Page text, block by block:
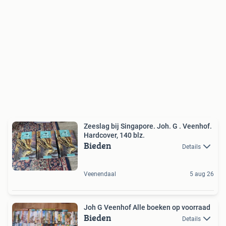
Zeeslag bij Singapore. Joh. G . Veenhof.
Hardcover, 140 blz.
Bieden Details
Veenendaal 5 aug 26
Joh G Veenhof Alle boeken op voorraad
Bieden Details